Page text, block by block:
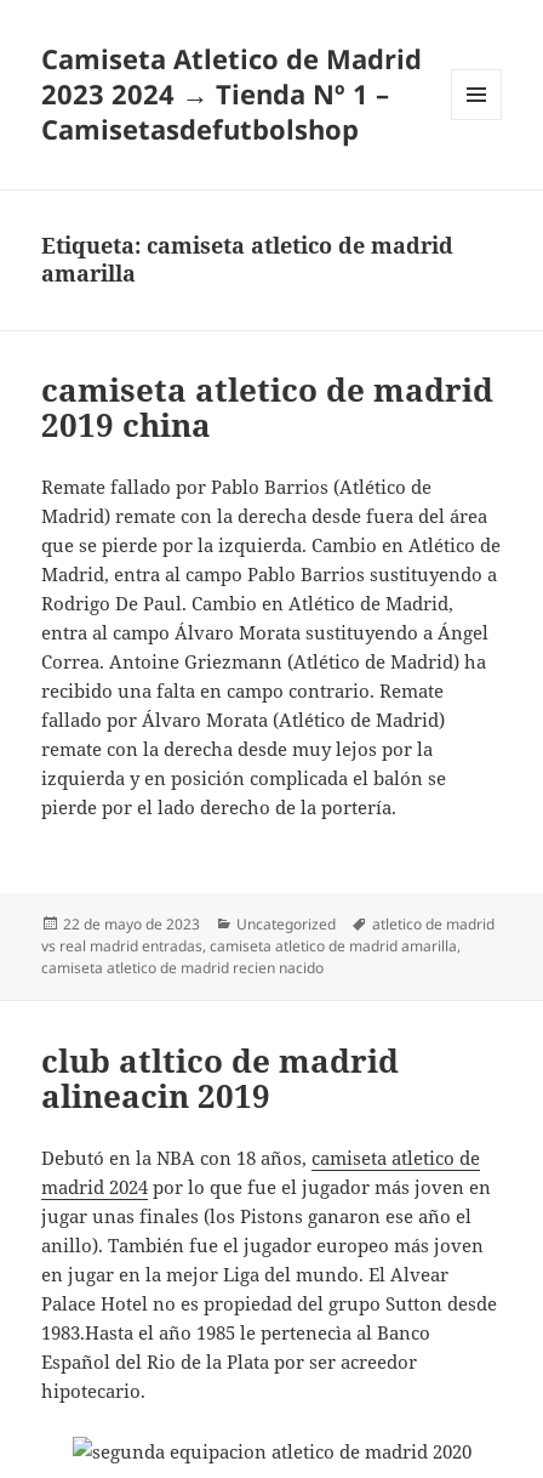
Camiseta Atletico de Madrid
2023 2024 → Tienda Nº 1 –
Camisetasdefutbolshop
Etiqueta:camiseta atletico de madrid
amarilla
camiseta atletico de madrid
2019 china
Remate fallado por Pablo Barrios (Atlético de
Madrid) remate con la derecha desde fuera del área
que se pierde por la izquierda. Cambio en Atlético de
Madrid, entra al campo Pablo Barrios sustituyendo a
Rodrigo De Paul. Cambio en Atlético de Madrid,
entra al campo Álvaro Morata sustituyendo a Ángel
Correa. Antoine Griezmann (Atlético de Madrid) ha
recibido una falta en campo contrario. Remate
fallado por Álvaro Morata (Atlético de Madrid)
remate con la derecha desde muy lejos por la
izquierda y en posición complicada el balón se
pierde por el lado derecho de la portería.
Publicado
el
22 de mayo de 2023 Categorías
Uncategorized Etiquetas
atletico de madrid
vs real madrid entradas,camiseta atletico de madrid amarilla,
camiseta atletico de madrid recien nacido
club atltico de madrid
alineacin 2019
Debutó en la NBA con 18 años,camiseta atletico de
madrid 2024por lo que fue el jugador más joven en
jugar unas finales (los Pistons ganaron ese año el
anillo). También fue el jugador europeo más joven
en jugar en la mejor Liga del mundo. El Alvear
Palace Hotel no es propiedad del grupo Sutton desde
1983.Hasta el año 1985 le pertenecìa al Banco
Español del Rio de la Plata por ser acreedor
hipotecario.